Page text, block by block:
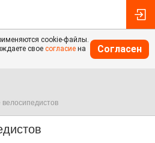
cookie-файлы.
свое согласие на
Согласен